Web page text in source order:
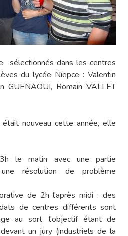
sélectionnés dans les centres
du lycée Niepce : Valentin
GUENAOUI, Romain VALLET
nouveau cette année, elle
le matin avec une partie
résolution de problème
de 2h l'après midi : des
de centres différents sont
au sort, l'objectif étant de
un jury (industriels de la